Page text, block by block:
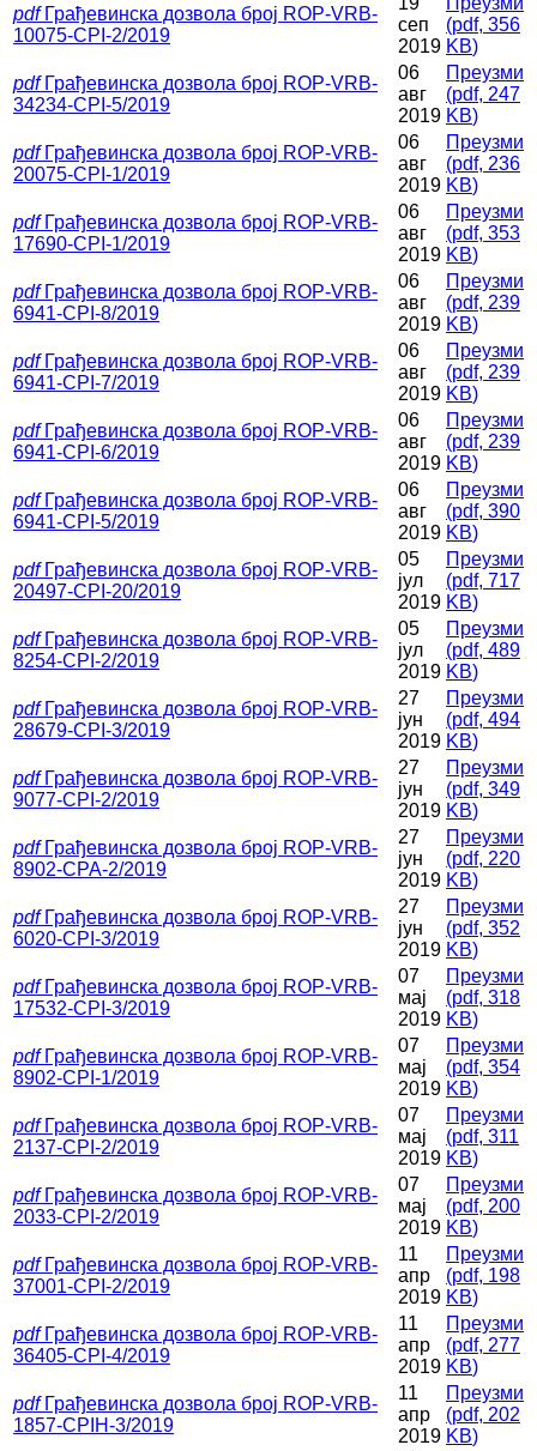
pdf Грађевинска дозвола број ROP-VRB-
10075-CPI-2/2019
сеп
2019
(pdf, 356
KB)
pdf Грађевинска дозвола број ROP-VRB-
34234-CPI-5/2019
06
авг
2019
Преузми
(pdf, 247
KB)
pdf Грађевинска дозвола број ROP-VRB-
20075-CPI-1/2019
06
авг
2019
Преузми
(pdf, 236
KB)
pdf Грађевинска дозвола број ROP-VRB-
17690-CPI-1/2019
06
авг
2019
Преузми
(pdf, 353
KB)
pdf Грађевинска дозвола број ROP-VRB-
6941-CPI-8/2019
06
авг
2019
Преузми
(pdf, 239
KB)
pdf Грађевинска дозвола број ROP-VRB-
6941-CPI-7/2019
06
авг
2019
Преузми
(pdf, 239
KB)
pdf Грађевинска дозвола број ROP-VRB-
6941-CPI-6/2019
06
авг
2019
Преузми
(pdf, 239
KB)
pdf Грађевинска дозвола број ROP-VRB-
6941-CPI-5/2019
06
авг
2019
Преузми
(pdf, 390
KB)
pdf Грађевинска дозвола број ROP-VRB-
20497-CPI-20/2019
05
јул
2019
Преузми
(pdf, 717
KB)
pdf Грађевинска дозвола број ROP-VRB-
8254-CPI-2/2019
05
јул
2019
Преузми
(pdf, 489
KB)
pdf Грађевинска дозвола број ROP-VRB-
28679-CPI-3/2019
27
јун
2019
Преузми
(pdf, 494
KB)
pdf Грађевинска дозвола број ROP-VRB-
9077-CPI-2/2019
27
јун
2019
Преузми
(pdf, 349
KB)
pdf Грађевинска дозвола број ROP-VRB-
8902-CPA-2/2019
27
јун
2019
Преузми
(pdf, 220
KB)
pdf Грађевинска дозвола број ROP-VRB-
6020-CPI-3/2019
27
јун
2019
Преузми
(pdf, 352
KB)
pdf Грађевинска дозвола број ROP-VRB-
17532-CPI-3/2019
07
мај
2019
Преузми
(pdf, 318
KB)
pdf Грађевинска дозвола број ROP-VRB-
8902-CPI-1/2019
07
мај
2019
Преузми
(pdf, 354
KB)
pdf Грађевинска дозвола број ROP-VRB-
2137-CPI-2/2019
07
мај
2019
Преузми
(pdf, 311
KB)
pdf Грађевинска дозвола број ROP-VRB-
2033-CPI-2/2019
07
мај
2019
Преузми
(pdf, 200
KB)
pdf Грађевинска дозвола број ROP-VRB-
37001-CPI-2/2019
11
апр
2019
Преузми
(pdf, 198
KB)
pdf Грађевинска дозвола број ROP-VRB-
36405-CPI-4/2019
11
апр
2019
Преузми
(pdf, 277
KB)
pdf Грађевинска дозвола број ROP-VRB-
1857-CPIH-3/2019
11
апр
2019
Преузми
(pdf, 202
KB)